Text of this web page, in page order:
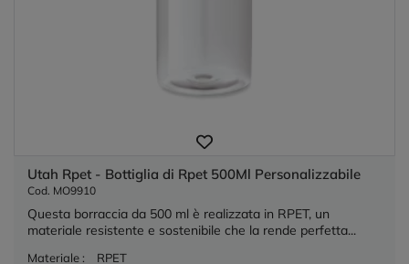
Utah Rpet - Bottiglia di Rpet 500Ml Personalizzabile
Cod. MO9910
Questa borraccia da 500 ml è realizzata in RPET, un
materiale resistente e sostenibile che la rende perfetta...
Materiale :
RPET